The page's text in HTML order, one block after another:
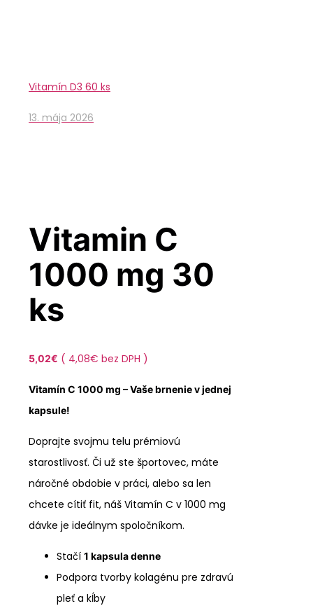
Vitamín D3 60 ks
13. mája 2026
Vitamin C
1000 mg 30
ks
5,02€ ( 4,08€ bez DPH )
Vitamín C 1000 mg – Vaše brnenie v jednej
kapsule!
Doprajte svojmu telu prémiovú
starostlivosť. Či už ste športovec, máte
náročné obdobie v práci, alebo sa len
chcete cítiť fit, náš Vitamín C v 1000 mg
dávke je ideálnym spoločníkom.
Stačí 1 kapsula denne
Podpora tvorby kolagénu pre zdravú
pleť a kĺby